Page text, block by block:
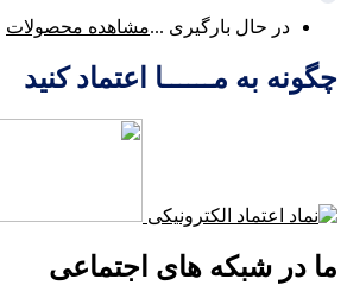
در حال بارگیری ...مشاهده محصولات
چگونه به مــــــا اعتماد کنید
ما در شبکه های اجتماعی